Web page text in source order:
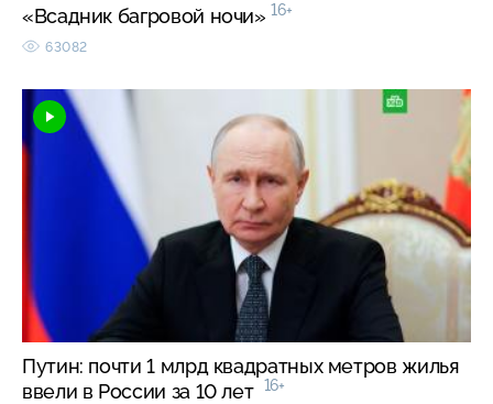
«Всадник багровой ночи» 16+
63082
Путин: почти 1 млрд квадратных метров жилья
ввели в России за 10 лет 16+